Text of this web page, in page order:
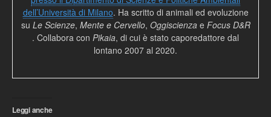
dell’Università di Milano. Ha scritto di animali ed evoluzione
su Le Scienze, Mente e Cervello, Oggiscienzae Focus D&R
. Collabora con Pikaia, di cui è stato caporedattore dal
lontano 2007 al 2020.
Leggi anche